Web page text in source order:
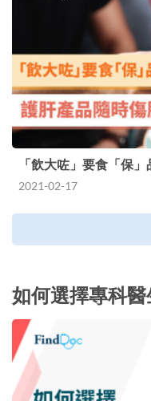
「飲大咗」要食「保
2021-02-17
如何選擇專科醫